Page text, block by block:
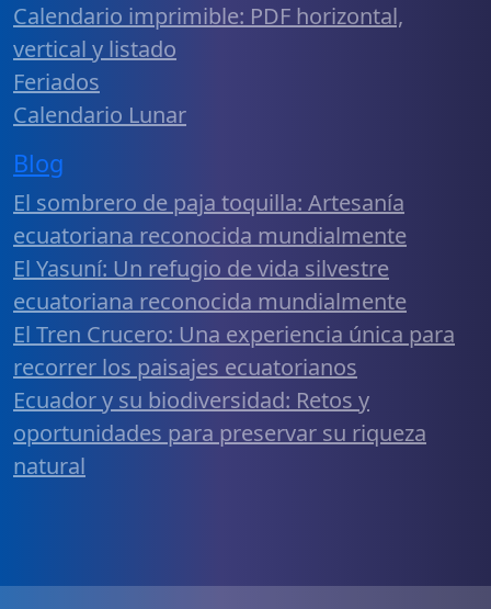
Calendario imprimible: PDF horizontal,
vertical y listado
Feriados
Calendario Lunar
Blog
El sombrero de paja toquilla: Artesanía
ecuatoriana reconocida mundialmente
El Yasuní: Un refugio de vida silvestre
ecuatoriana reconocida mundialmente
El Tren Crucero: Una experiencia única para
recorrer los paisajes ecuatorianos
Ecuador y su biodiversidad: Retos y
oportunidades para preservar su riqueza
natural